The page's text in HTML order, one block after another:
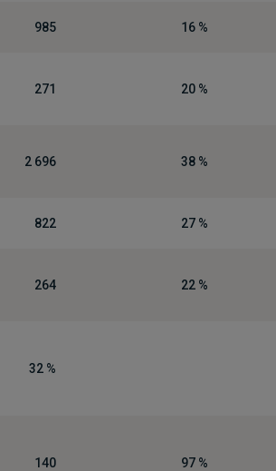
985 16 %
271 20 %
2 696 38 %
822 27 %
264 22 %
32 %
140 97 %